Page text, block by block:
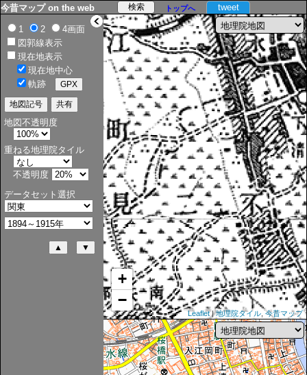
> tweet
今昔マップ on the web トップへ
+
−
Leaflet|地理院タイル ,今昔マップ
1 2
4画面
図郭線表示
現在地表示
現在地中心
軌跡
地図不透明度
重ねる地理院タイル
不透明度
データセット選択